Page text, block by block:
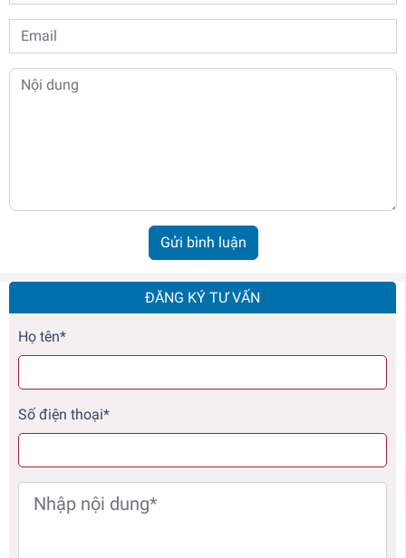
ĐĂNG KÝ TƯ VẤN
Họ tên*
Số điện thoại*
Gửi bình luận